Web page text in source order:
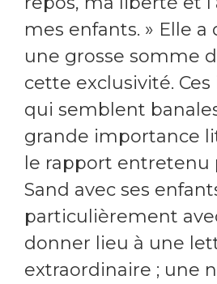
mes enfants. » Elle a
une grosse somme
cette exclusivité.
qui semblent
grande importance
le rapport entretenu
Sand avec ses
particulièrement
donner lieu à une
extraordinaire ; une